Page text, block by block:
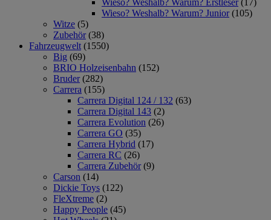
Wieso? Weshalb? Warum? Erstleser (17)
Wieso? Weshalb? Warum? Junior (105)
Witze (5)
Zubehör (38)
Fahrzeugwelt (1550)
Big (69)
BRIO Holzeisenbahn (152)
Bruder (282)
Carrera (155)
Carrera Digital 124 / 132 (63)
Carrera Digital 143 (2)
Carrera Evolution (26)
Carrera GO (35)
Carrera Hybrid (17)
Carrera RC (26)
Carrera Zubehör (9)
Carson (14)
Dickie Toys (122)
FleXtreme (2)
Happy People (45)